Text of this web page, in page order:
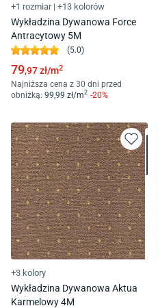
+1 rozmiar | +13 kolorów
Wykładzina Dywanowa Force
Antracytowy 5M
(5.0)
79,97zł/m2
Najniższa cena z 30 dni przed
obniżką: 99,99 zł/m2 -20%
+3 kolory
Wykładzina Dywanowa Aktua
Karmelowy 4M